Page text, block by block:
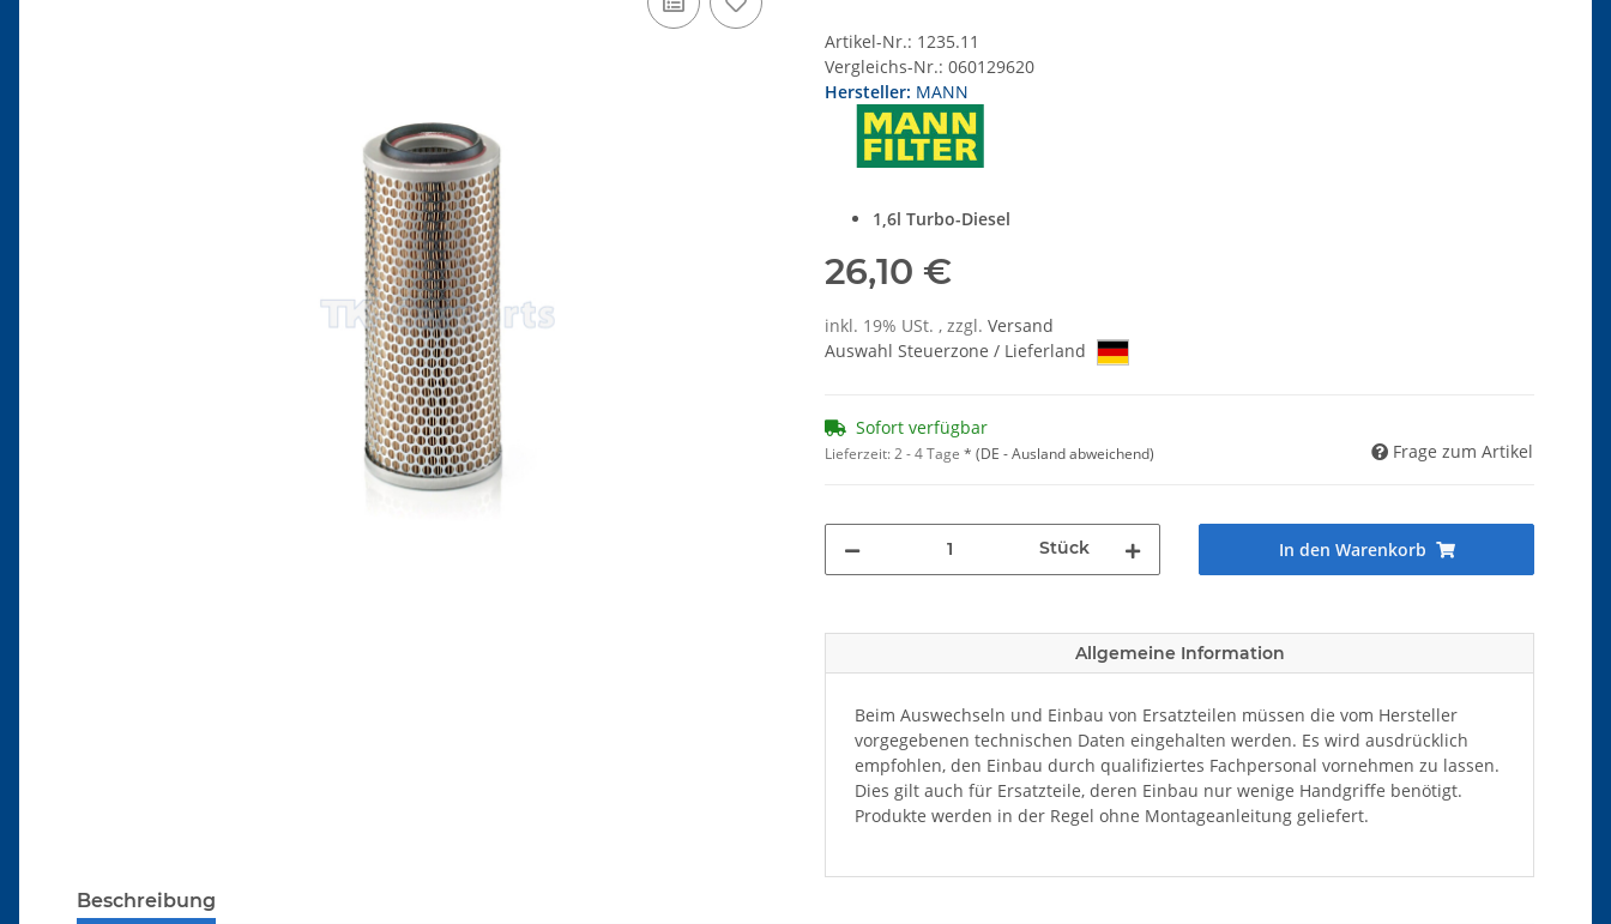
Artikel-Nr.: 1235.11
Vergleichs-Nr.: 060129620
Hersteller: MANN
1,6l Turbo-Diesel
26,10 €
inkl. 19% USt. , zzgl. Versand
Auswahl Steuerzone / Lieferland
Sofort verfügbar
Lieferzeit:2 - 4 Tage * (DE - Ausland abweichend) Frage zum Artikel
Stück In den Warenkorb
Allgemeine Information
Beim Auswechseln und Einbau von Ersatzteilen müssen die vom Hersteller
vorgegebenen technischen Daten eingehalten werden. Es wird ausdrücklich
empfohlen, den Einbau durch qualifiziertes Fachpersonal vornehmen zu lassen.
Dies gilt auch für Ersatzteile, deren Einbau nur wenige Handgriffe benötigt.
Produkte werden in der Regel ohne Montageanleitung geliefert.
Beschreibung